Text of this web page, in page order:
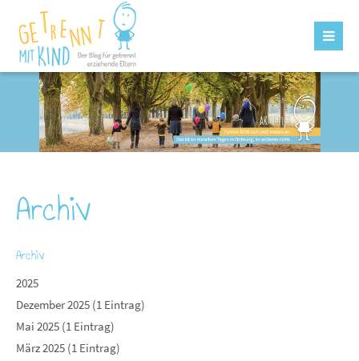
Archiv
Archiv
2025
Dezember 2025 (1 Eintrag)
Mai 2025 (1 Eintrag)
März 2025 (1 Eintrag)